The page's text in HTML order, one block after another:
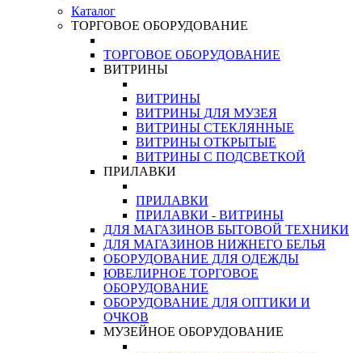
Каталог
ТОРГОВОЕ ОБОРУДОВАНИЕ
ТОРГОВОЕ ОБОРУДОВАНИЕ
ВИТРИНЫ
ВИТРИНЫ
ВИТРИНЫ ДЛЯ МУЗЕЯ
ВИТРИНЫ СТЕКЛЯННЫЕ
ВИТРИНЫ ОТКРЫТЫЕ
ВИТРИНЫ С ПОДСВЕТКОЙ
ПРИЛАВКИ
ПРИЛАВКИ
ПРИЛАВКИ - ВИТРИНЫ
ДЛЯ МАГАЗИНОВ БЫТОВОЙ ТЕХНИКИ
ДЛЯ МАГАЗИНОВ НИЖНЕГО БЕЛЬЯ
ОБОРУДОВАНИЕ ДЛЯ ОДЕЖДЫ
ЮВЕЛИРНОЕ ТОРГОВОЕ
ОБОРУДОВАНИЕ
ОБОРУДОВАНИЕ ДЛЯ ОПТИКИ И
ОЧКОВ
МУЗЕЙНОЕ ОБОРУДОВАНИЕ